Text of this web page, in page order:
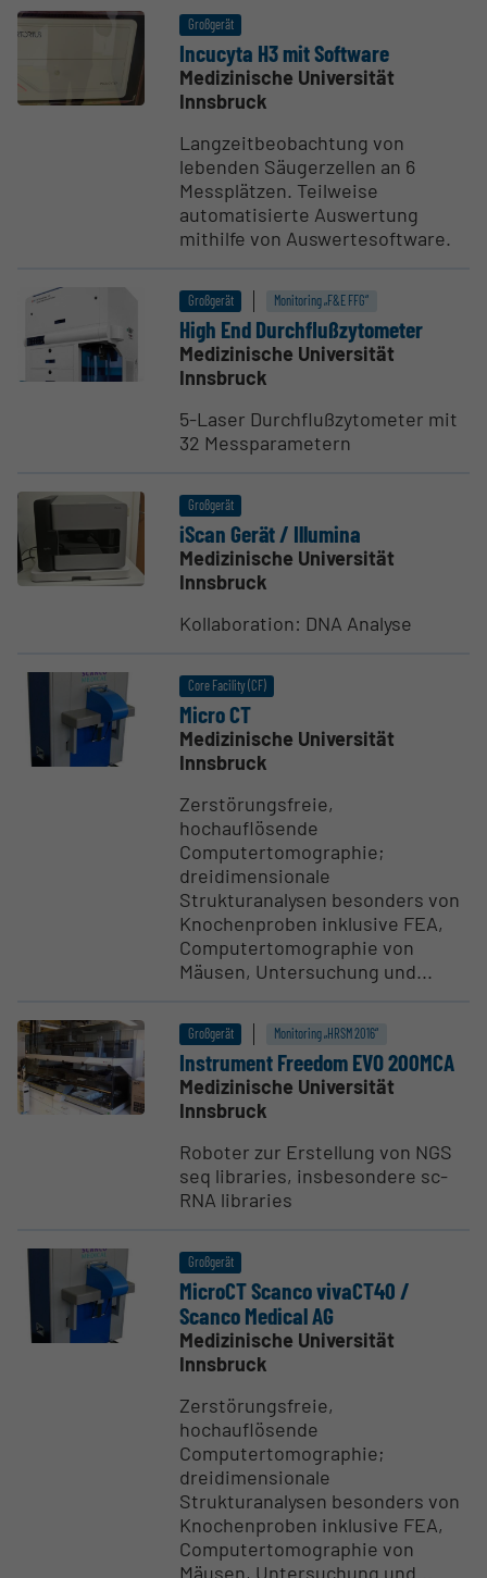
Großgerät
Incucyta H3 mit Software
Medizinische Universität
Innsbruck
Langzeitbeobachtung von
lebenden Säugerzellen an 6
Messplätzen. Teilweise
automatisierte Auswertung
mithilfe von Auswertesoftware.
Großgerät Monitoring „F&E FFG“
High End Durch­fluß­z­y­to­meter
Medizinische Universität
Innsbruck
5-Laser Durchflußzytometer mit
32 Messparametern
Großgerät
iScan Gerät / Illumina
Medizinische Universität
Innsbruck
Kollaboration: DNA Analyse
Core Facility (CF)
Micro CT
Medizinische Universität
Innsbruck
Zerstörungsfreie,
hochauflösende
Computertomographie;
dreidimensionale
Strukturanalysen besonders von
Knochenproben inklusive FEA,
Computertomographie von
Mäusen, Untersuchung und...
Großgerät Monitoring „HRSM 2016“
Instrument Freedom EVO 200MCA
Medizinische Universität
Innsbruck
Roboter zur Erstellung von NGS
seq libraries, insbesondere sc-
RNA libraries
Großgerät
MicroCT Scanco vivaCT40 /
Scanco Medical AG
Medizinische Universität
Innsbruck
Zerstörungsfreie,
hochauflösende
Computertomographie;
dreidimensionale
Strukturanalysen besonders von
Knochenproben inklusive FEA,
Computertomographie von
Mäusen, Untersuchung und...